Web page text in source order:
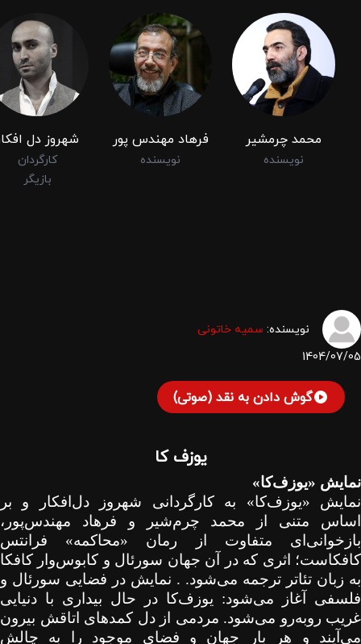
محمد چرمشیر
نویسنده
فرهاد مهندس پور
نویسنده
شهروز دل
کارگردان
بازیگر
نویسنده: سمیه خاتونی
1404/07/05
گوش دادن به نقد (صوتی)
یوزف کا
نمایش «یوزف‌کا»
نمایش «یوزف‌کا» به کارگردانی شهروز دل‌افکار و بر
اساس متنی از محمد چرم‌شیر و فرهاد مهندس‌پور،
بازخوانی‌ای متفاوت از رمان «محاکمه» فرانتس
کافکاست؛ اثری که در آن جهان سورئال و کابوس‌وار کافکا
به زبان تئاتر ترجمه می‌شود. . نمایش در فضایی سورئال و
فلسفی آغاز می‌شود: یوزف‌کا در حال بیداری با دنیایی
غریب روبه‌رو می‌شود. مردمی از دل کمدهای اتاقش بیرون
می‌آیند و هر بار جهان و فضای موجود را به چالش